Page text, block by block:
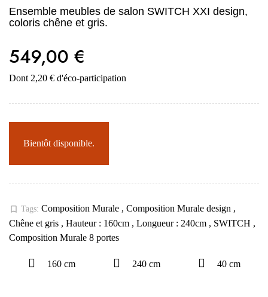
Ensemble meubles de salon SWITCH XXI design,
coloris chêne et gris.
549,00 €
Dont 2,20 € d'éco-participation
Bientôt disponible.
bookmark_border Tags: Composition Murale , Composition Murale design ,
Chêne et gris , Hauteur : 160cm , Longueur : 240cm , SWITCH ,
Composition Murale 8 portes
160 cm 240 cm 40 cm